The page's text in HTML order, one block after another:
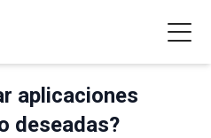
aplicaciones
deseadas?